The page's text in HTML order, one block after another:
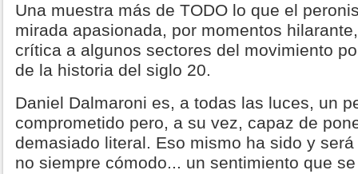
Una muestra más de TODO lo que el
mirada apasionada, por momentos
crítica a algunos sectores del movimiento
de la historia del siglo 20.
Daniel Dalmaroni es, a todas las luces, un
comprometido pero, a su vez, capaz de
demasiado literal. Eso mismo ha sido y
no siempre cómodo... un sentimiento que